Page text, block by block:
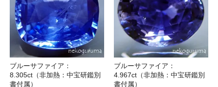
ブルーサファイア：
8.305ct（非加熱：中宝研鑑別
書付属）
ブルーサファイア：
4.967ct（非加熱：中宝研鑑別
書付属）